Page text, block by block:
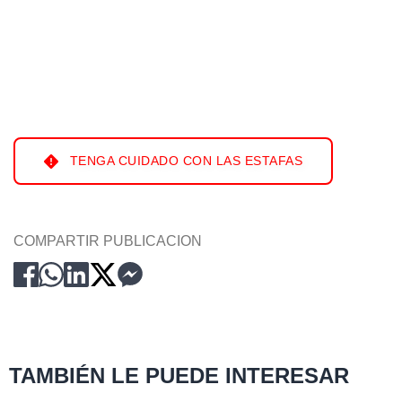
TENGA CUIDADO CON LAS ESTAFAS
COMPARTIR PUBLICACION
TAMBIÉN LE PUEDE INTERESAR